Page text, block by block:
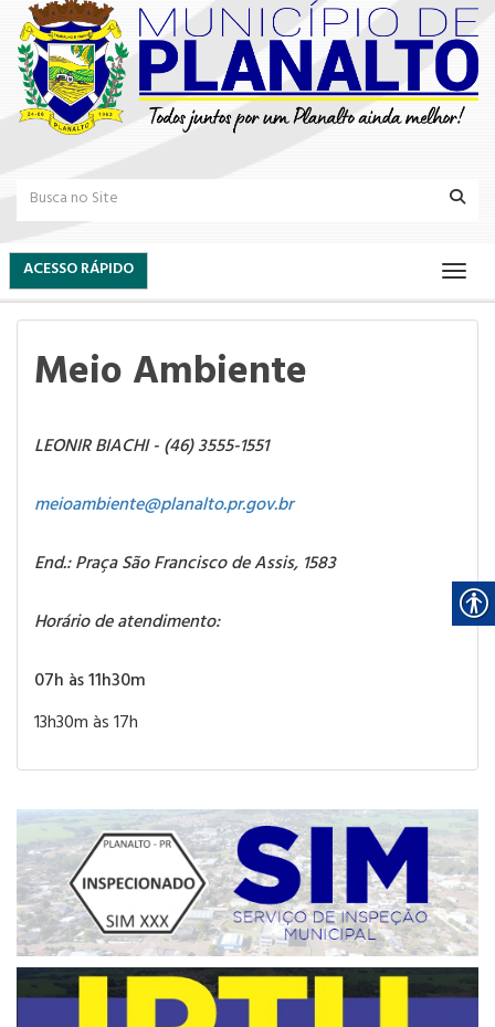
ACESSO RÁPIDO
Meio Ambiente
LEONIR BIACHI - (46) 3555-1551
meioambiente@planalto.pr.gov.br
End.: Praça São Francisco de Assis, 1583
Horário de atendimento:
07h às 11h30m
13h30m às 17h